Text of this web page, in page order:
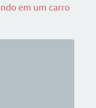
em um carro